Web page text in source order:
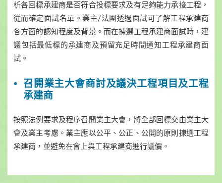
析各回標承建商是否符合投標要求及有足夠能力承接工程，
從而確定面試名單。業主/法團透過面試可了解工程承建商
各方面的認知程度及背景。而在揀選工程承建商面試時，建
議包括最低標的承建商及預留充足時間通知工程承建商面
試。
召開業主大會商討及議決工程項目及工程
承建商
按照法例要求及程序召開業主大會，將全部回標交由業主大
會及業主考慮。業主應以公平、公正、公開的原則揀選工程
承建商，並避免在會上與工程承建商進行議價。